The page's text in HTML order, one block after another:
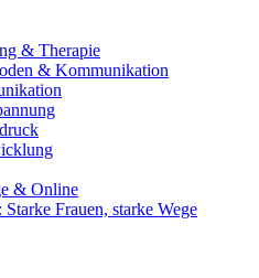
& Therapie
& Kommunikation
& Online
Starke Frauen, starke Wege